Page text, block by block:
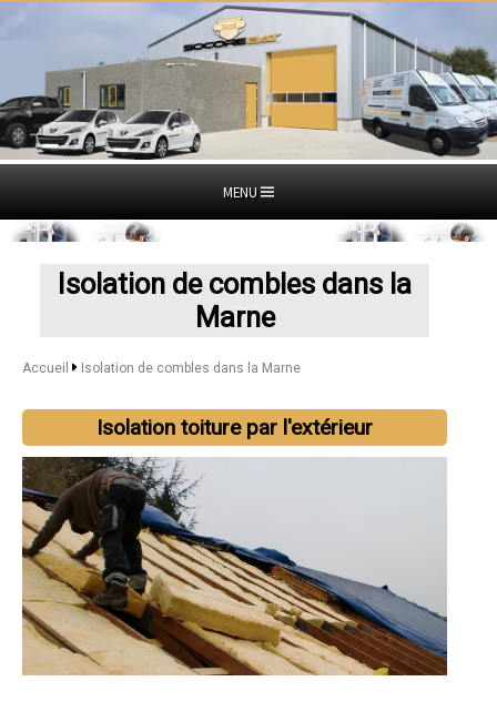
MENU
Isolation de combles dans la
Marne
Accueil Isolation de combles dans la Marne
Isolation toiture par l'extérieur